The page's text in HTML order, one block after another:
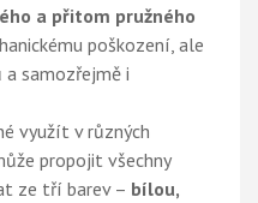
a přitom pružného
poškození, ale
samozřejmě i
využít v různých
propojit všechny
ze tří barev – bílou,